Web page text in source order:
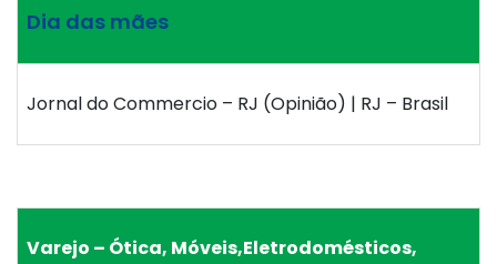
Dia das mães
Jornal do Commercio – RJ (Opinião) | RJ – Brasil
Varejo – Ótica, Móveis,Eletrodomésticos,